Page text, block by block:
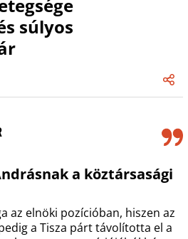
súlyos
a köztársasági
az elnöki pozícióban, hiszen az
a Tisza párt távolította el a